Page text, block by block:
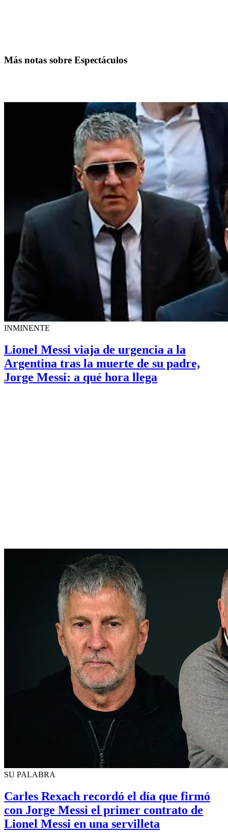
Más notas sobre Espectáculos
INMINENTE
Lionel Messi viaja de urgencia a la
Argentina tras la muerte de su padre,
Jorge Messi: a qué hora llega
SU PALABRA
Carles Rexach recordó el día que firmó
con Jorge Messi el primer contrato de
Lionel Messi en una servilleta